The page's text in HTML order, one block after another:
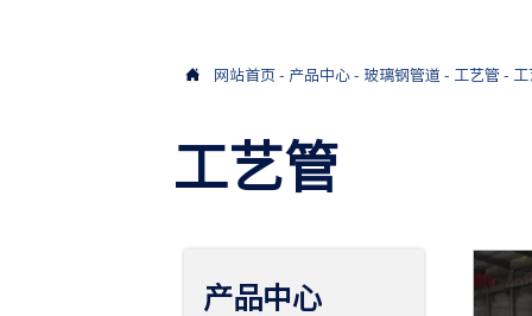
 网站首页 - 产品中心 - 玻璃钢管道 - 工艺管 - 工
工艺管
产品中心